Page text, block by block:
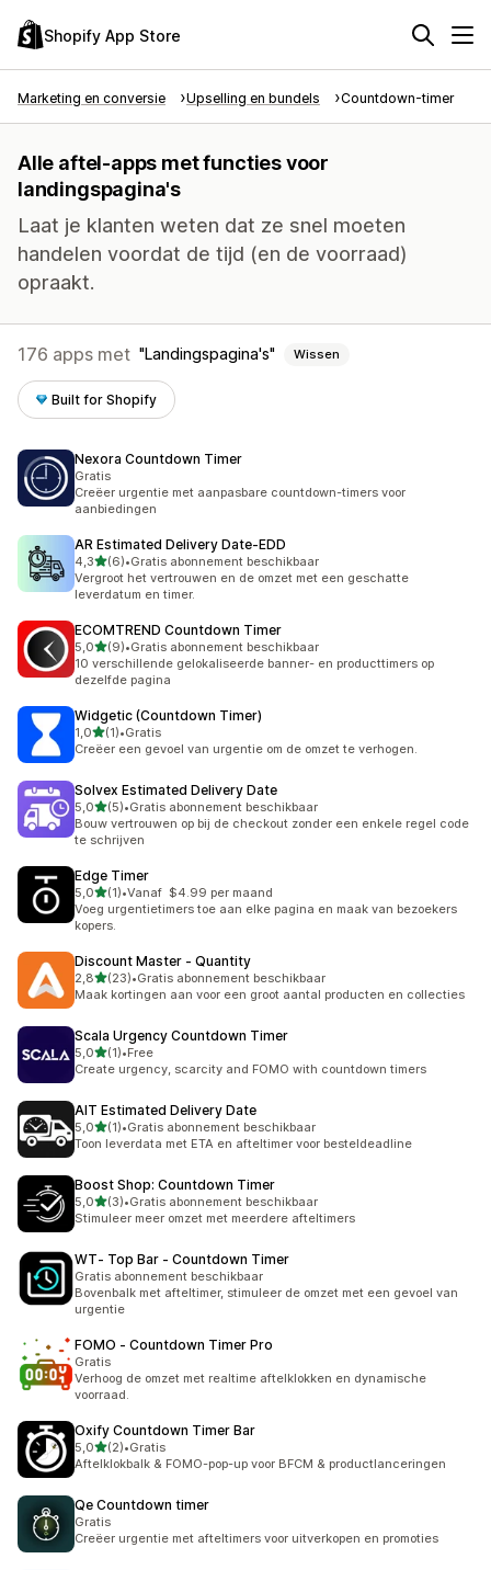
Shopify App Store
Marketing en conversie Upselling en bundels Countdown-timer
Alle aftel-apps met functies voor
landingspagina's
Laat je klanten weten dat ze snel moeten
handelen voordat de tijd (en de voorraad)
opraakt.
176 apps met Landingspagina's Wissen
Built for Shopify
Nexora Countdown Timer
Gratis
Creëer urgentie met aanpasbare countdown-timers voor
aanbiedingen
AR Estimated Delivery Date‑EDD
4,3van 5 sterren
(6)
6 recensies in totaal
•Gratis abonnement beschikbaar
Vergroot het vertrouwen en de omzet met een geschatte
leverdatum en timer.
ECOMTREND Countdown Timer
5,0van 5 sterren
(9)
9 recensies in totaal
•Gratis abonnement beschikbaar
10 verschillende gelokaliseerde banner- en producttimers op
dezelfde pagina
Widgetic (Countdown Timer)
1,0van 5 sterren
(1)
1 recensies in totaal
•Gratis
Creëer een gevoel van urgentie om de omzet te verhogen.
Solvex Estimated Delivery Date
5,0van 5 sterren
(5)
5 recensies in totaal
•Gratis abonnement beschikbaar
Bouw vertrouwen op bij de checkout zonder een enkele regel code
te schrijven
Edge Timer
5,0van 5 sterren
(1)
1 recensies in totaal
•Vanaf $4.99 per maand
Voeg urgentietimers toe aan elke pagina en maak van bezoekers
kopers.
Discount Master ‑ Quantity
2,8van 5 sterren
(23)
23 recensies in totaal
•Gratis abonnement beschikbaar
Maak kortingen aan voor een groot aantal producten en collecties
Scala Urgency Countdown Timer
5,0van 5 sterren
(1)
1 recensies in totaal
•Free
Create urgency, scarcity and FOMO with countdown timers
AIT Estimated Delivery Date
5,0van 5 sterren
(1)
1 recensies in totaal
•Gratis abonnement beschikbaar
Toon leverdata met ETA en afteltimer voor besteldeadline
Boost Shop: Countdown Timer
5,0van 5 sterren
(3)
3 recensies in totaal
•Gratis abonnement beschikbaar
Stimuleer meer omzet met meerdere afteltimers
WT‑ Top Bar ‑ Countdown Timer
Gratis abonnement beschikbaar
Bovenbalk met afteltimer, stimuleer de omzet met een gevoel van
urgentie
FOMO ‑ Countdown Timer Pro
Gratis
Verhoog de omzet met realtime aftelklokken en dynamische
voorraad.
Oxify Countdown Timer Bar
5,0van 5 sterren
(2)
2 recensies in totaal
•Gratis
Aftelklokbalk & FOMO-pop-up voor BFCM & productlanceringen
Qe Countdown timer
Gratis
Creëer urgentie met afteltimers voor uitverkopen en promoties